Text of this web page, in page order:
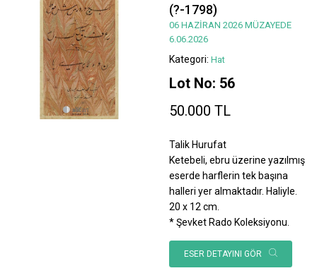
(?-1798)
06 HAZİRAN 2026 MÜZAYEDE
6.06.2026
Kategori: Hat
Lot No: 56
50.000 TL
Talik Hurufat
Ketebeli, ebru üzerine yazılmış
eserde harflerin tek başına
halleri yer almaktadır. Haliyle.
20 x 12 cm.
* Şevket Rado Koleksiyonu.
ESER DETAYINI GÖR